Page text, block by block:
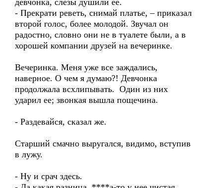
девчонка, слезы душили ее.
- Прекрати реветь, снимай платье, – приказал
второй голос, более молодой. Звучал он
радостно, словно они не в туалете были, а в
хорошей компании друзей на вечеринке.
Вечеринка. Меня уже все заждались,
наверное. О чем я думаю?! Девчонка
продолжала всхлипывать. Один из них
ударил ее; звонкая вышла пощечина.
- Раздевайся, сказал же.
Старший смачно выругался, видимо, вступив
в лужу.
- Ну и срач здесь.